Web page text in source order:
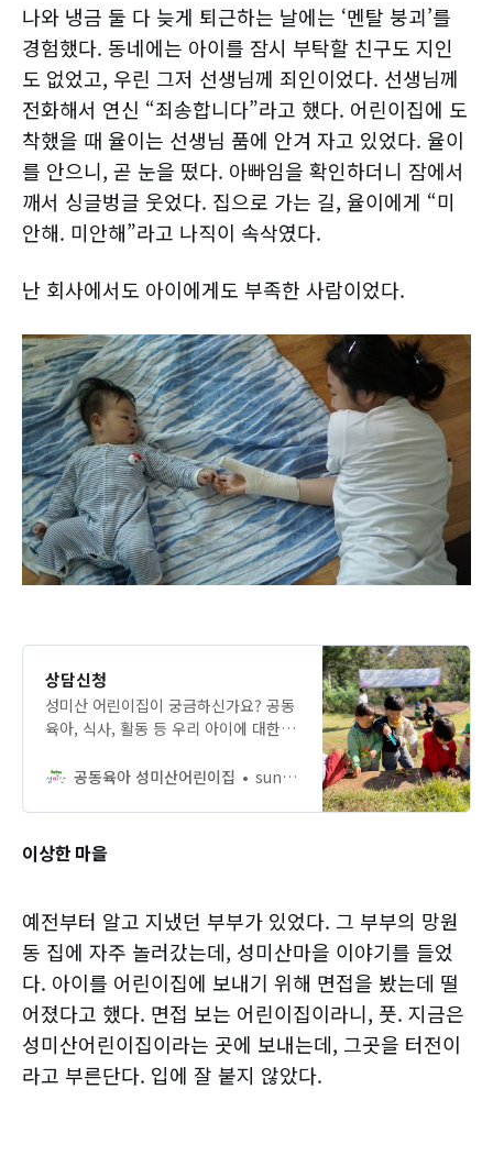
나와 냉금 둘 다 늦게 퇴근하는 날에는 ‘멘탈 붕괴’를
경험했다. 동네에는 아이를 잠시 부탁할 친구도 지인
도 없었고, 우린 그저 선생님께 죄인이었다. 선생님께
전화해서 연신 “죄송합니다”라고 했다. 어린이집에 도
착했을 때 율이는 선생님 품에 안겨 자고 있었다. 율이
를 안으니, 곧 눈을 떴다. 아빠임을 확인하더니 잠에서
깨서 싱글벙글 웃었다. 집으로 가는 길, 율이에게 “미
안해. 미안해”라고 나직이 속삭였다.
​난 회사에서도 아이에게도 부족한 사람이었다.
상담신청
성미산 어린이집이 궁금하신가요? 공동
육아, 식사, 활동 등 우리 아이에 대한
세요.공동육아 성미산어린이집 sungmisankids
이상한 마을
예전부터 알고 지냈던 부부가 있었다. 그 부부의 망원
동 집에 자주 놀러갔는데, 성미산마을 이야기를 들었
다. 아이를 어린이집에 보내기 위해 면접을 봤는데 떨
어졌다고 했다. 면접 보는 어린이집이라니, 풋. 지금은
성미산어린이집이라는 곳에 보내는데, 그곳을 터전이
라고 부른단다. 입에 잘 붙지 않았다.